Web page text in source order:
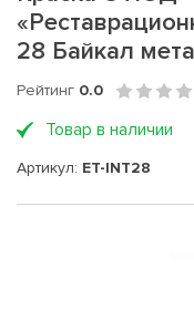
28 Байкал
Рейтинг 0.0
Товар в наличии
Артикул: ET-INT28